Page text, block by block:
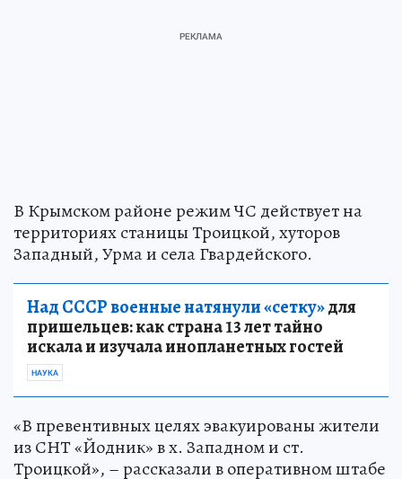
В Крымском районе режим ЧС действует на
территориях станицы Троицкой, хуторов
Западный, Урма и села Гвардейского.
Над СССР военные натянули «сетку»для
пришельцев: как страна 13 лет тайно
искала и изучала инопланетных гостей
НАУКА
«В превентивных целях эвакуированы жители
из СНТ «Йодник» в х. Западном и ст.
Троицкой», – рассказали в оперативном штабе